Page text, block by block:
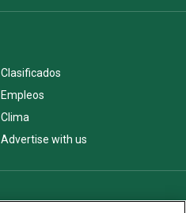
Clasificados
Empleos
Clima
Advertise with us